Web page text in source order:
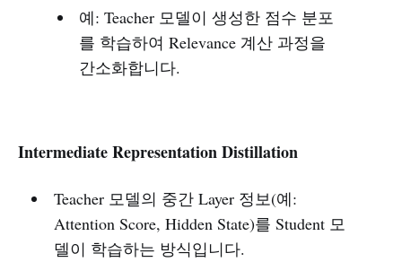
예: Teacher 모델이 생성한 점수 분포
를 학습하여 Relevance 계산 과정을
간소화합니다.
Intermediate Representation Distillation
Teacher 모델의 중간 Layer 정보(예:
Attention Score, Hidden State)를 Student 모
델이 학습하는 방식입니다.